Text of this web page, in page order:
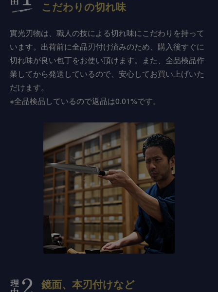
こだわりの切れ味
實光刃物は、職人の技による切れ味にこだわりを持って
います。出荷前に全品刃付け済みのため、購入後すぐに
切れ味が良い包丁をお使い頂けます。また、全品検品作
業してから発送しているので、安心してお買い上げいた
だけます。
※全品検品しているので返品は0.01%です。
鏡面、本刃付けなど